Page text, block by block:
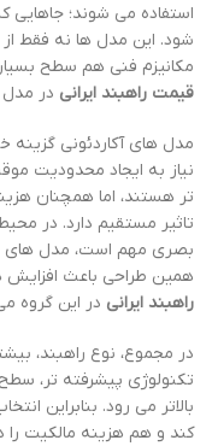
استفاده می شوند؛ جاهایی
شود. این مدل ها نه فقط از
مکانیزم فنی هم سطح
قیمت راهبند ایرانی در مدل
مدل های آکاردئونی
نیاز به ایجاد محدودیت
تر هستند، اما همچنان
تاثیر مستقیم دارد. در
بصری مهم است، مدل های
همین طراحی باعث افزایش
راهبند ایرانی در این گروه
در مجموع، نوع راهبند،
تکنولوژی پیشرفته تر،
بالاتر می رود. بنابراین
کند و هم هزینه مالکیت